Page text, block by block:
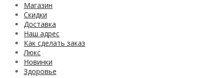
Магазин
Скидки
Доставка
Наш адрес
Как сделать заказ
Люкс
Новинки
Здоровье